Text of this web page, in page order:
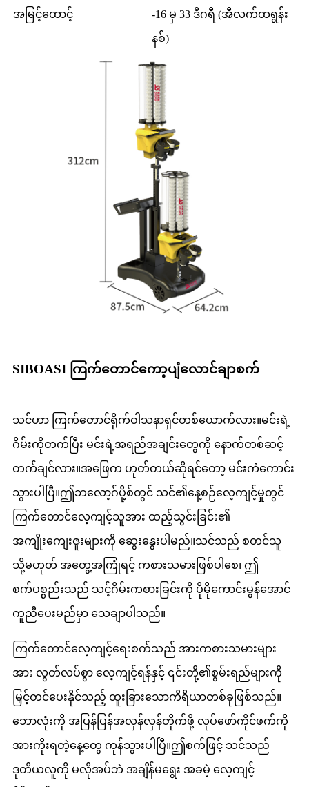
အမြင့်ထောင့် -16 မှ 33 ဒီဂရီ (အီလက်ထရွန်း
နစ်)
SIBOASI ကြက်တောင်ကော့ပျံလောင်ချာစက်
သင်ဟာ ကြက်တောင်ရိုက်ဝါသနာရှင်တစ်ယောက်လား။မင်းရဲ့
ဂိမ်းကိုတက်ပြီး မင်းရဲ့အရည်အချင်းတွေကို နောက်တစ်ဆင့်
တက်ချင်လား။အဖြေက ဟုတ်တယ်ဆိုရင်တော့ မင်းကံကောင်း
သွားပါပြီ။ဤဘလော့ဂ်ပို့စ်တွင် သင်၏နေ့စဉ်လေ့ကျင့်မှုတွင်
ကြက်တောင်လေ့ကျင့်သူအား ထည့်သွင်းခြင်း၏
အကျိုးကျေးဇူးများကို ဆွေးနွေးပါမည်။သင်သည် စတင်သူ
သို့မဟုတ် အတွေ့အကြုံရင့် ကစားသမားဖြစ်ပါစေ၊ ဤ
စက်ပစ္စည်းသည် သင့်ဂိမ်းကစားခြင်းကို ပိုမိုကောင်းမွန်အောင်
ကူညီပေးမည်မှာ သေချာပါသည်။
ကြက်တောင်လေ့ကျင့်ရေးစက်သည် အားကစားသမားများ
အား လွတ်လပ်စွာ လေ့ကျင့်ရန်နှင့် ၎င်းတို့၏စွမ်းရည်များကို
မြှင့်တင်ပေးနိုင်သည့် ထူးခြားသောကိရိယာတစ်ခုဖြစ်သည်။
ဘောလုံးကို အပြန်ပြန်အလှန်လှန်တိုက်ဖို့ လုပ်ဖော်ကိုင်ဖက်ကို
အားကိုးရတဲ့နေ့တွေ ကုန်သွားပါပြီ။ဤစက်ဖြင့် သင်သည်
ဒုတိယလူကို မလိုအပ်ဘဲ အချိန်မရွေး အခမဲ့ လေ့ကျင့်